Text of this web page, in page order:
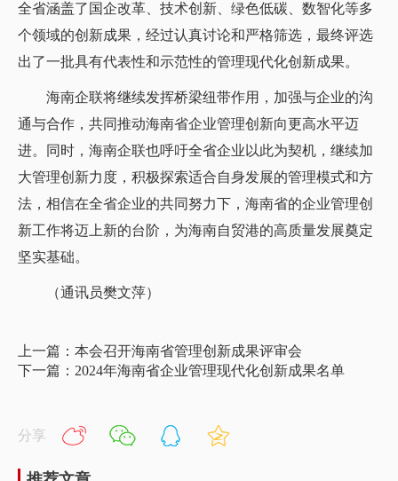
全省涵盖了国企改革、技术创新、绿色低碳、数智化等多
个领域的创新成果，经过认真讨论和严格筛选，最终评选
出了一批具有代表性和示范性的管理现代化创新成果。
海南企联将继续发挥桥梁纽带作用，加强与企业的沟
通与合作，共同推动海南省企业管理创新向更高水平迈
进。同时，海南企联也呼吁全省企业以此为契机，继续加
大管理创新力度，积极探索适合自身发展的管理模式和方
法，相信在全省企业的共同努力下，海南省的企业管理创
新工作将迈上新的台阶，为海南自贸港的高质量发展奠定
坚实基础。
（通讯员樊文萍）
上一篇：本会召开海南省管理创新成果评审会
下一篇：2024年海南省企业管理现代化创新成果名单
分享